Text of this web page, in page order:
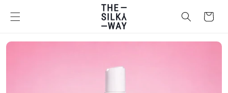
tartalomhoz
Kosár